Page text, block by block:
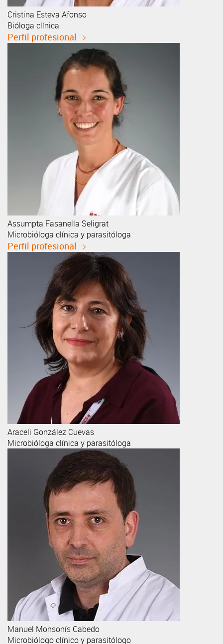
Cristina Esteva Afonso
Bióloga clínica
Perfil profesional
Assumpta Fasanella Seligrat
Microbióloga clínica y parasitóloga
Perfil profesional
Araceli González Cuevas
Microbióloga clínica y parasitóloga
Manuel Monsonís Cabedo
Microbiólogo clínico y parasitólogo